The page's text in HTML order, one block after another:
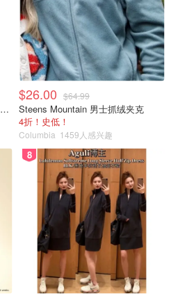
lululemon Softstreme 女士高腰短裤 10cm
$26.00 $64.99
Steens Mountain 男士抓绒夹克
4折！史低！
Columbia 1459人感兴趣
8